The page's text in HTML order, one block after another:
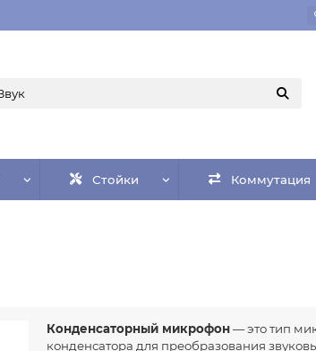
Стойки Коммутация
Конденсаторный микрофон— это тип
конденсатора для преобразования